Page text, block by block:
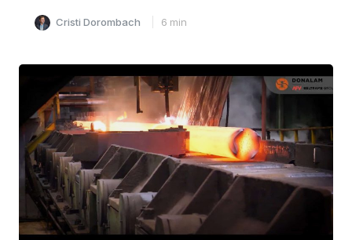
Cristi Dorombach 6 min